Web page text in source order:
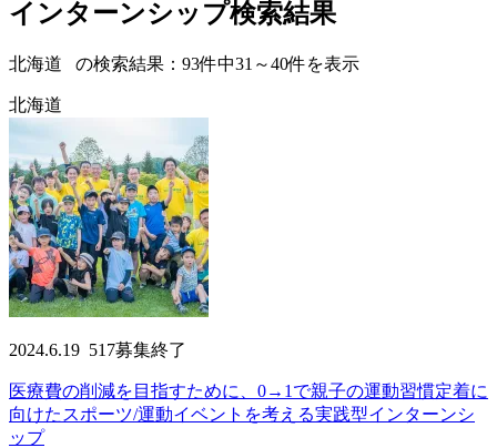
インターンシップ検索結果
北海道 の検索結果： 93件中31 ～40件を表示
北海道
2024.6.19 517募集終了
医療費の削減を目指すために、0→1で親子の運動習慣定着に
向けたスポーツ/運動イベントを考える実践型インターンシ
ップ